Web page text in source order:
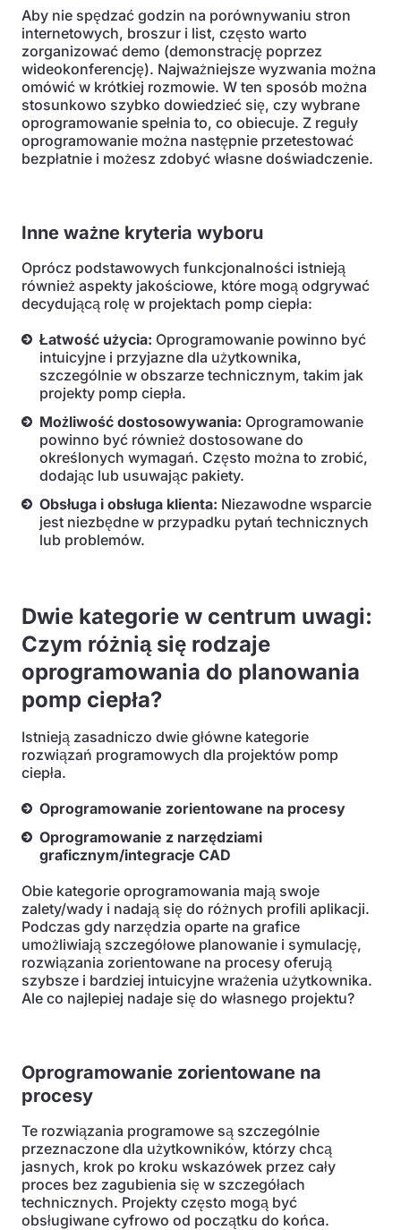
Aby nie spędzać godzin na porównywaniu stron
internetowych, broszur i list, często warto
zorganizować demo (demonstrację poprzez
wideokonferencję). Najważniejsze wyzwania można
omówić w krótkiej rozmowie. W ten sposób można
stosunkowo szybko dowiedzieć się, czy wybrane
oprogramowanie spełnia to, co obiecuje. Z reguły
oprogramowanie można następnie przetestować
bezpłatnie i możesz zdobyć własne doświadczenie.
Inne ważne kryteria wyboru
Oprócz podstawowych funkcjonalności istnieją
również aspekty jakościowe, które mogą odgrywać
decydującą rolę w projektach pomp ciepła:
Łatwość użycia: Oprogramowanie powinno być
intuicyjne i przyjazne dla użytkownika,
szczególnie w obszarze technicznym, takim jak
projekty pomp ciepła.
Możliwość dostosowywania: Oprogramowanie
powinno być również dostosowane do
określonych wymagań. Często można to zrobić,
dodając lub usuwając pakiety.
Obsługa i obsługa klienta: Niezawodne wsparcie
jest niezbędne w przypadku pytań technicznych
lub problemów.
Dwie kategorie w centrum uwagi:
Czym różnią się rodzaje
oprogramowania do planowania
pomp ciepła?
Istnieją zasadniczo dwie główne kategorie
rozwiązań programowych dla projektów pomp
ciepła.
Oprogramowanie zorientowane na procesy
Oprogramowanie z narzędziami
graficznym/integracje CAD
Obie kategorie oprogramowania mają swoje
zalety/wady i nadają się do różnych profili aplikacji.
Podczas gdy narzędzia oparte na grafice
umożliwiają szczegółowe planowanie i symulację,
rozwiązania zorientowane na procesy oferują
szybsze i bardziej intuicyjne wrażenia użytkownika.
Ale co najlepiej nadaje się do własnego projektu?
Oprogramowanie zorientowane na
procesy
Te rozwiązania programowe są szczególnie
przeznaczone dla użytkowników, którzy chcą
jasnych, krok po kroku wskazówek przez cały
proces bez zagubienia się w szczegółach
technicznych. Projekty często mogą być
obsługiwane cyfrowo od początku do końca.